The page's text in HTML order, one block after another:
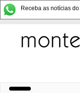
Receba as notícias